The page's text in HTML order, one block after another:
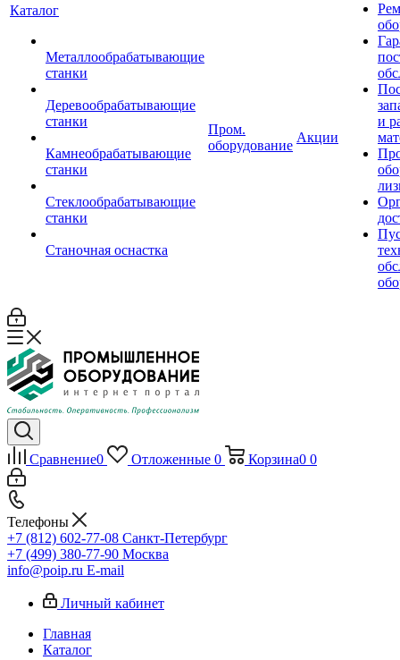
Каталог
Металлообрабатывающие
станки
Деревообрабатывающие
станки
Камнеобрабатывающие
станки
Стеклообрабатывающие
станки
Станочная оснастка
Пром.
оборудование
Акции
и
Сравнение0 Отложенные 0 Корзина0 0
Телефоны
+7 (812) 602-77-08 Санкт-Петербург
+7 (499) 380-77-90 Москва
info@poip.ru E-mail
Личный кабинет
Главная
Каталог